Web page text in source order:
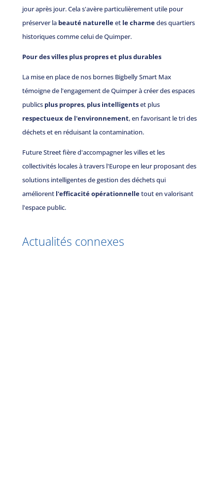
jour après jour. Cela s'avère particulièrement utile pour
préserver la beauté naturelleet le charmedes quartiers
historiques comme celui de Quimper.
Pour des villes plus propres et plus durables
La mise en place de nos bornes Bigbelly Smart Max
témoigne de l'engagement de Quimper à créer des espaces
publics plus propres, plus intelligentset plus
respectueux de l'environnement, en favorisant le tri des
déchets et en réduisant la contamination.
Future Street fière d'accompagner les villes et les
collectivités locales à travers l'Europe en leur proposant des
solutions intelligentes de gestion des déchets qui
améliorent l'efficacité opérationnelletout en valorisant
l'espace public.
Actualités connexes